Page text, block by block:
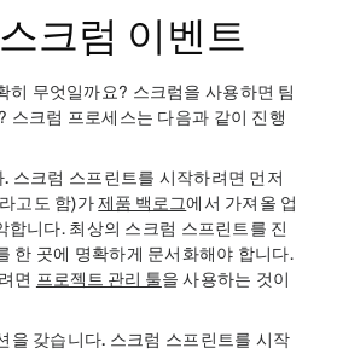
크럼 이벤트
히 무엇일까요? 스크럼을 사용하면 팀
스크럼 프로세스는 다음과 같이 진행
. 스크럼 스프린트를 시작하려면 먼저
고도 함)가제품 백로그에서 가져올 업
합니다. 최상의 스크럼 스프린트를 진
한 곳에 명확하게 문서화해야 합니다.
면 프로젝트 관리 툴을 사용하는 것이
을 갖습니다. 스크럼 스프린트를 시작